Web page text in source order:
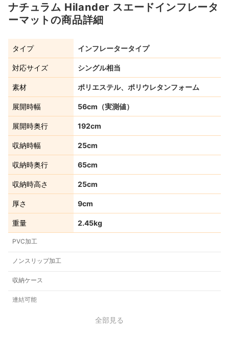
ナチュラム Hilander スエードインフレータ
ーマットの商品詳細
タイプ インフレータータイプ
対応サイズ シングル相当
素材 ポリエステル、ポリウレタンフォーム
展開時幅 56cm（実測値）
展開時奥行 192cm
収納時幅 25cm
収納時奥行 65cm
収納時高さ 25cm
厚さ 9cm
重量 2.45kg
PVC加工
ノンスリップ加工
収納ケース
連結可能
全部見る